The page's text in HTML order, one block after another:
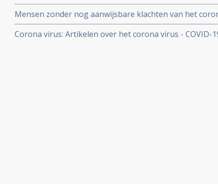
Mensen zonder nog aanwijsbare klachten van het
besmet blijken het corona virus ook en zelfs nog
dan mensen met al wel aanwijsbare klachten
Corona virus: Artikelen over het corona virus - COVID-